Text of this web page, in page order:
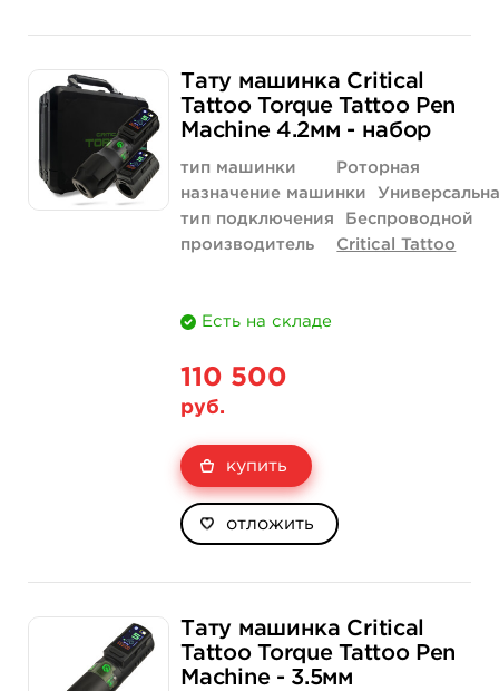
Тату машинка Critical
Tattoo Torque Tattoo Pen
Machine 4.2мм - набор
тип машинки
Роторная
назначение машинки
тип подключения
Беспроводной
производитель
Critical Tattoo
Есть на складе
110 500
руб.
купить
отложить
Тату машинка Critical
Tattoo Torque Tattoo Pen
Machine - 3.5мм